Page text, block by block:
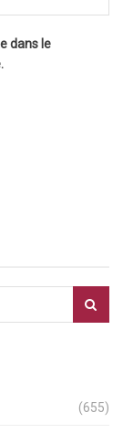
dans le
(655)